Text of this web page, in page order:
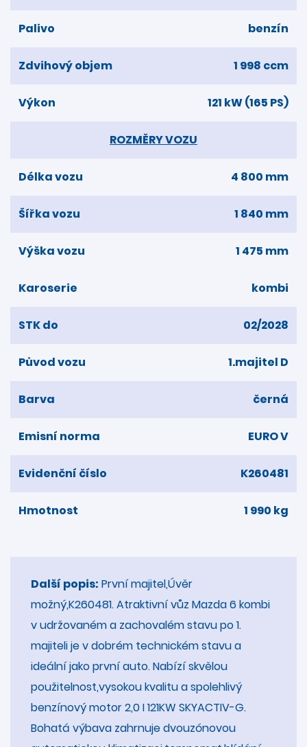
Palivo benzín
Zdvihový objem 1 998 ccm
Výkon 121 kW (165 PS)
ROZMĚRY VOZU
Délka vozu 4 800 mm
Šířka vozu 1 840 mm
Výška vozu 1 475 mm
Karoserie kombi
STK do 02/2028
Původ vozu 1.majitel D
Barva černá
Emisní norma EURO V
Evidenční číslo K260481
Hmotnost 1 990 kg
Další popis: První majitel,Úvěr
možný,K260481. Atraktivní vůz Mazda 6 kombi
v udržovaném a zachovalém stavu po 1.
majiteli je v dobrém technickém stavu a
ideální jako první auto. Nabízí skvělou
použitelnost,vysokou kvalitu a spolehlivý
benzínový motor 2,0 I 121KW SKYACTIV-G.
Bohatá výbava zahrnuje dvouzónovou